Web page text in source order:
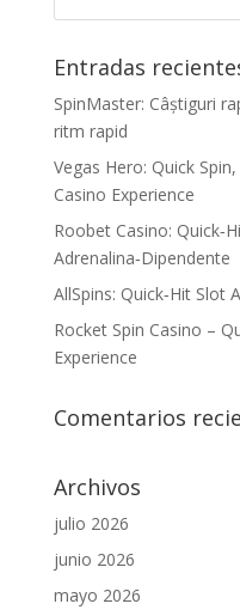
Entradas
SpinMaster: Câștiguri
ritm rapid
Vegas Hero: Quick
Casino Experience
Roobet Casino:
Adrenalina‑Dipendente
AllSpins: Quick‑Hit
Rocket Spin Casino –
Experience
Comentarios
Archivos
julio 2026
junio 2026
mayo 2026